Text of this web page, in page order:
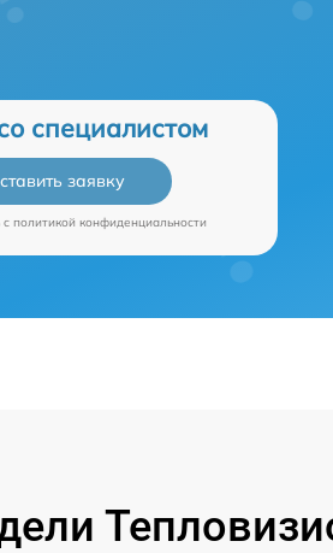
специалистом
заявку
c политикой конфиденциальности